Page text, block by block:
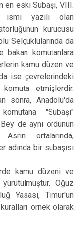
en eski Subaşı, VIII.
ismi yazılı olan
kurucusu
Selçuklularında da
komutanlara
kamu düzen ve
ise çevrelerindeki
etmişlerdir.
sonra, Anadolu'da
"Subaşı"
de aynı ordunun
Asrın ortalarında,
adında bir subaşısı
kamu düzeni ve
Oğuz
Yasası, Timur'un
örnek olarak